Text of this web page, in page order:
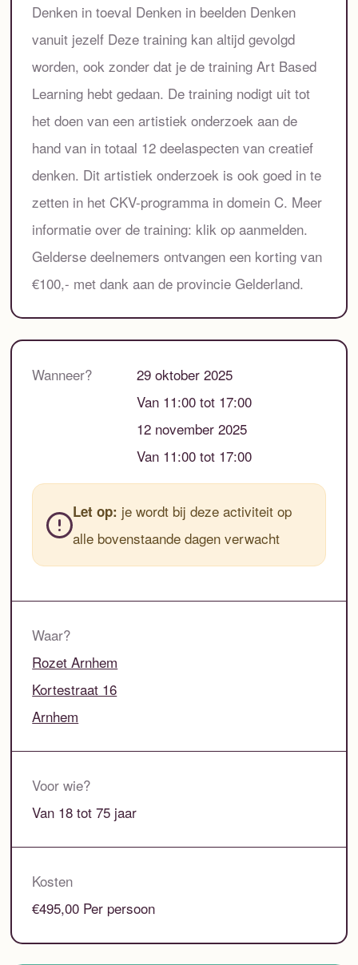
Denken in toeval Denken in beelden Denken
vanuit jezelf Deze training kan altijd gevolgd
worden, ook zonder dat je de training Art Based
Learning hebt gedaan. De training nodigt uit tot
het doen van een artistiek onderzoek aan de
hand van in totaal 12 deelaspecten van creatief
denken. Dit artistiek onderzoek is ook goed in te
zetten in het CKV-programma in domein C. Meer
informatie over de training: klik op aanmelden.
Gelderse deelnemers ontvangen een korting van
€100,- met dank aan de provincie Gelderland.
Wanneer?
29 oktober 2025
Van 11:00 tot 17:00
12 november 2025
Van 11:00 tot 17:00
Let op: je wordt bij deze activiteit op
alle bovenstaande dagen verwacht
Waar?
Rozet Arnhem
Kortestraat 16
Arnhem
Voor wie?
Van 18 tot 75 jaar
Kosten
€495,00 Per persoon